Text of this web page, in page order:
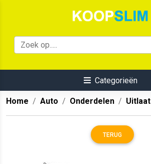
Categorieën
Home Auto Onderdelen Uitlaat
TERUG